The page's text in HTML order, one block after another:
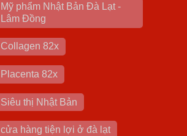
Mỹ phẩm Nhật Bản Đà Lạt -
Lâm Đồng
Collagen 82x
Placenta 82x
Siêu thị Nhật Bản
cửa hàng tiện lợi ở đà lạt